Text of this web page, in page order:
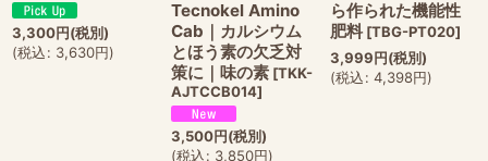
3,300円(税別)
(税込: 3,630円)
Tecnokel Amino
Cab｜カルシウム
とほう素の欠乏対
策に｜味の素 [TKK-
AJTCCB014]
3,500円(税別)
(税込: 3,850円)
ら作られた機能性
肥料 [TBG-PT020]
3,999円(税別)
(税込: 4,398円)